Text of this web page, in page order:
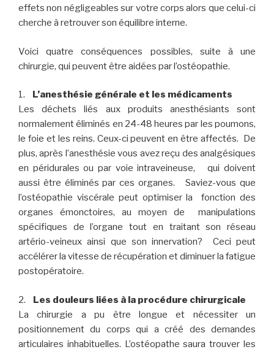
effets non négligeables sur votre corps alors que celui-ci
cherche à retrouver son équilibre interne.
Voici quatre conséquences possibles, suite à une
chirurgie, qui peuvent être aidées par l’ostéopathie.
1. L’anesthésie générale et les médicaments
Les déchets liés aux produits anesthésiants sont
normalement éliminés en 24-48 heures par les poumons,
le foie et les reins. Ceux-ci peuvent en être affectés. De
plus, après l’anesthésie vous avez reçu des analgésiques
en péridurales ou par voie intraveineuse, qui doivent
aussi être éliminés par ces organes. Saviez-vous que
l’ostéopathie viscérale peut optimiser la fonction des
organes émonctoires, au moyen de manipulations
spécifiques de l’organe tout en traitant son réseau
artério-veineux ainsi que son innervation? Ceci peut
accélérer la vitesse de récupération et diminuer la fatigue
postopératoire.
2. Les douleurs liées à la procédure chirurgicale
La chirurgie a pu être longue et nécessiter un
positionnement du corps qui a créé des demandes
articulaires inhabituelles. L’ostéopathe saura trouver les